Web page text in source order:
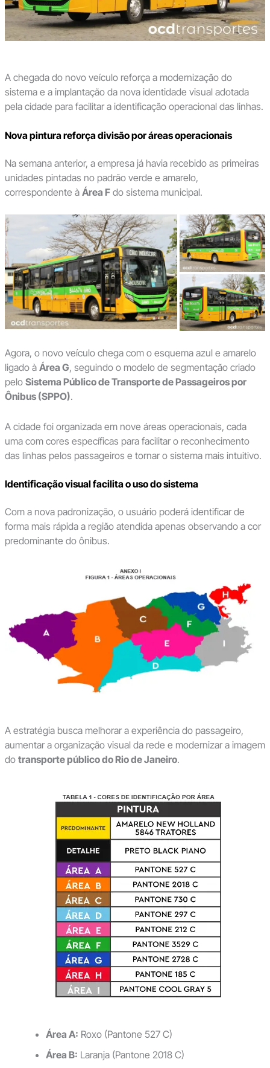
A chegada do novo veículo reforça a modernização do
sistema e a implantação da nova identidade visual adotada
pela cidade para facilitar a identificação operacional das linhas.
Nova pintura reforça divisão por áreas operacionais
Na semana anterior, a empresa já havia recebido as primeiras
unidades pintadas no padrão verde e amarelo,
correspondente à Área Fdo sistema municipal.
Agora, o novo veículo chega com o esquema azul e amarelo
ligado à Área G, seguindo o modelo de segmentação criado
pelo Sistema Público de Transporte de Passageiros por
Ônibus (SPPO).
A cidade foi organizada em nove áreas operacionais, cada
uma com cores específicas para facilitar o reconhecimento
das linhas pelos passageiros e tornar o sistema mais intuitivo.
Identificação visual facilita o uso do sistema
Com a nova padronização, o usuário poderá identificar de
forma mais rápida a região atendida apenas observando a cor
predominante do ônibus.
A estratégia busca melhorar a experiência do passageiro,
aumentar a organização visual da rede e modernizar a imagem
do transporte público do Rio de Janeiro.
Área A: Roxo (Pantone 527 C)
Área B: Laranja (Pantone 2018 C)